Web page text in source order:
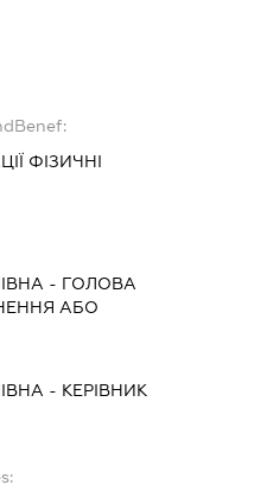
ФІЗИЧНІ
- ГОЛОВА
АБО
- КЕРІВНИК